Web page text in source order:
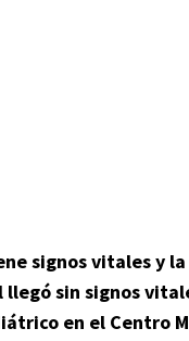
signos vitales y
sin signos
en el Centro